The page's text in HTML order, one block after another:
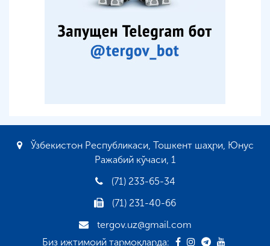
Ўзбекистон Республикаси, Тошкент шаҳри, Юнус
Ражабий кўчаси, 1
(71) 233-65-34
(71) 231-40-66
tergov.uz@gmail.com
Биз ижтимоий тармоқларда: